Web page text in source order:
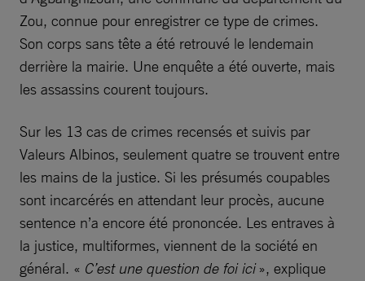
Zou, connue pour enregistrer ce type de crimes.
Son corps sans tête a été retrouvé le lendemain
derrière la mairie. Une enquête a été ouverte, mais
les assassins courent toujours.
Sur les 13 cas de crimes recensés et suivis par
Valeurs Albinos, seulement quatre se trouvent entre
les mains de la justice. Si les présumés coupables
sont incarcérés en attendant leur procès, aucune
sentence n’a encore été prononcée. Les entraves à
la justice, multiformes, viennent de la société en
général. « C’est une question de foi ici», explique